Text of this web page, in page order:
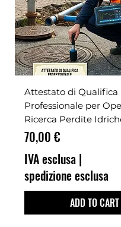
Attestato di Qualifica
Professionale per
Ricerca Perdite
Prezzo
70,00 €
IVA esclusa |
spedizione esclusa
ADD TO CART